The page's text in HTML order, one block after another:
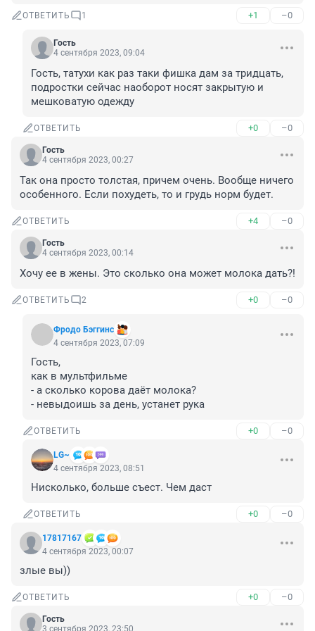
ОТВЕТИТЬ 1 +1 –0
Гость
4 сентября 2023, 09:04
Гость, татухи как раз таки фишка дам за тридцать,
подростки сейчас наоборот носят закрытую и
мешковатую одежду
ОТВЕТИТЬ +0 –0
Гость
4 сентября 2023, 00:27
Так она просто толстая, причем очень. Вообще ничего
особенного. Если похудеть, то и грудь норм будет.
ОТВЕТИТЬ +4 –0
Гость
4 сентября 2023, 00:14
Хочу ее в жены. Это сколько она может молока дать?!
ОТВЕТИТЬ 2 +0 –0
Фродо Бэггинс
4 сентября 2023, 07:09
Гость,
как в мультфильме
- а сколько корова даёт молока?
- невыдоишь за день, устанет рука
ОТВЕТИТЬ +0 –0
LG~
4 сентября 2023, 08:51
Нисколько, больше съест. Чем даст
ОТВЕТИТЬ +0 –0
17817167
4 сентября 2023, 00:07
злые вы))
ОТВЕТИТЬ +0 –0
Гость
3 сентября 2023, 23:50